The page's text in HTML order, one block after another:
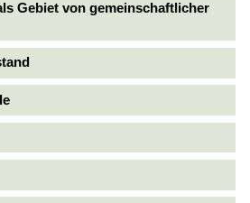
Gebiet von gemeinschaftlicher